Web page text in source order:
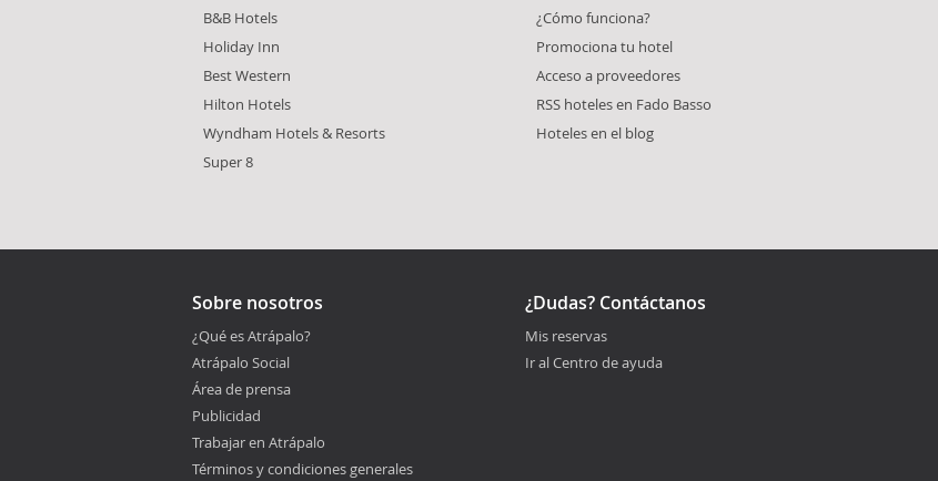
B&B Hotels
Holiday Inn
Best Western
Hilton Hotels
Wyndham Hotels & Resorts
Super 8
¿Cómo funciona?
Promociona tu hotel
Acceso a proveedores
RSS hoteles en Fado Basso
Hoteles en el blog
Sobre nosotros
¿Qué es Atrápalo?
Atrápalo Social
Área de prensa
Publicidad
Trabajar en Atrápalo
Términos y condiciones generales
¿Dudas? Contáctanos
Mis reservas
Ir al Centro de ayuda